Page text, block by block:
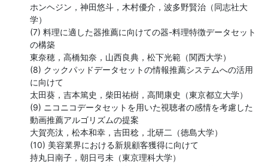
ホンヘジン，神田悠斗，木村優介，波多野賢治（同志社大
学）
(7) 料理に適した器推薦に向けての器-料理特徴データセット
の構築
東奈穂，高橋知奈，山西良典，松下光範（関西大学）
(8) クックパッドデータセットの情報推薦システムへの活用
に向けて
太田葵，吉本篤史，柴田祐樹，高間康史（東京都立大学）
(9) ニコニコデータセットを用いた視聴者の感情を考慮した
動画推薦アルゴリズムの提案
大賀亮汰，松本和幸，吉田稔，北研二（徳島大学）
(10) 美容業界における新規顧客獲得に向けて
持丸日南子，朝日弓未（東京理科大学）